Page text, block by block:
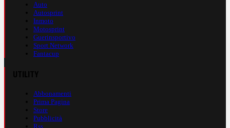
Auto
Autosprint
Inmoto
Motosprint
Guerinsportivo
Sport Network
Fantacup
Abbonamenti
Prima Pagina
Store
Pubblicità
Rss